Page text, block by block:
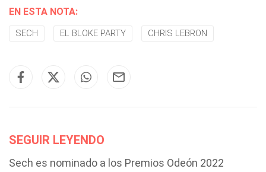
EN ESTA NOTA:
SECH EL BLOKE PARTY CHRIS LEBRON
SEGUIR LEYENDO
Sech es nominado a los Premios Odeón 2022